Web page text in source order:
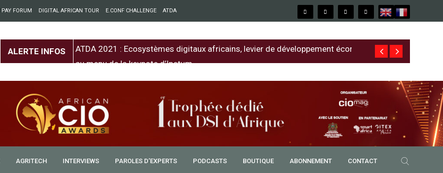
PAY FORUM DIGITAL AFRICAN TOUR E.CONF CHALLENGE ATDA
ALERTE INFOS
l’Europe et
ATDA 2021 : Ecosystèmes digitaux africains, levier de développement économique
au menu de la keynote d’Inetum
Free au
AGRITECH INTERVIEWS PAROLES D’EXPERTS PODCASTS BOUTIQUE ABONNEMENT CONTACT